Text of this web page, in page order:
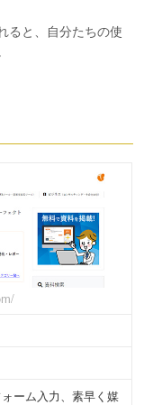
ると、自分たちの使
ーム入力、素早く媒